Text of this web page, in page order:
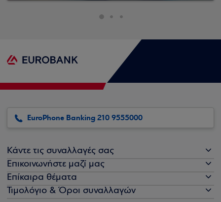
EuroPhone Banking 210 9555000
Κάντε τις συναλλαγές σας
Επικοινωνήστε μαζί μας
Επίκαιρα θέματα
Τιμολόγιο & Όροι συναλλαγών